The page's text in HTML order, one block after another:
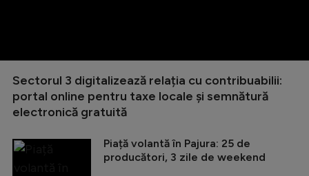
Sectorul 3 digitalizează relația cu contribuabilii:
portal online pentru taxe locale și semnătură
electronică gratuită
Piață volantă în Pajura: 25 de
producători, 3 zile de weekend